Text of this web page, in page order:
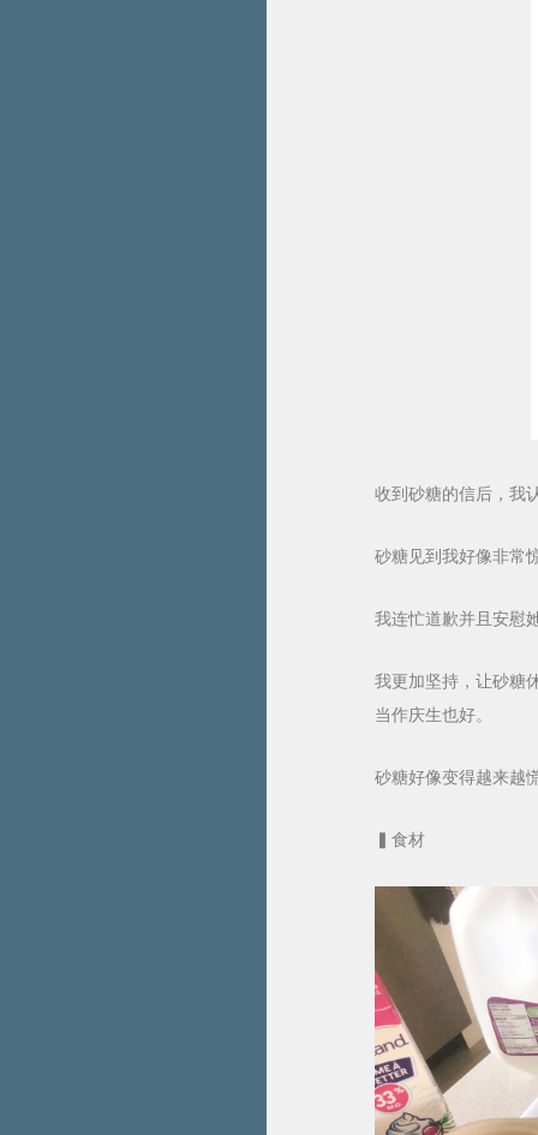
收到砂糖的信后，我
砂糖见到我好像非常
我连忙道歉并且安慰
我更加坚持，让砂糖
当作庆生也好。
砂糖好像变得越来越
▍食材